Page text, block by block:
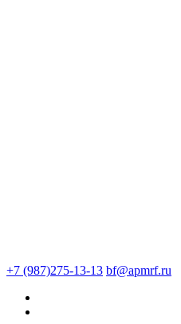
+7 (987)275-13-13 bf@apmrf.ru